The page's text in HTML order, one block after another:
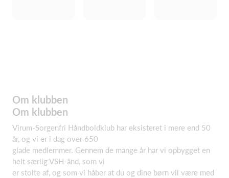
Om klubben
Om klubben
Virum-Sorgenfri Håndboldklub har eksisteret i mere end 50
år, og vi er i dag over 650
glade medlemmer. Gennem de mange år har vi opbygget en
helt særlig VSH-ånd, som vi
er stolte af, og som vi håber at du og dine børn vil være med